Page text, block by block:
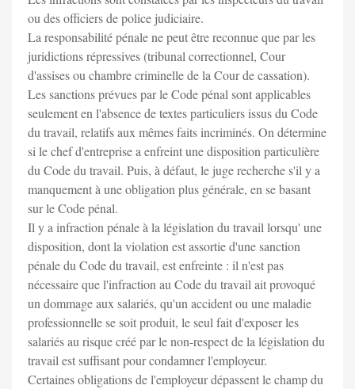
ou des officiers de police judiciaire.
La responsabilité pénale ne peut être reconnue que par les
juridictions répressives (tribunal correctionnel, Cour
d'assises ou chambre criminelle de la Cour de cassation).
Les sanctions prévues par le Code pénal sont applicables
seulement en l'absence de textes particuliers issus du Code
du travail, relatifs aux mêmes faits incriminés. On détermine
si le chef d'entreprise a enfreint une disposition particulière
du Code du travail. Puis, à défaut, le juge recherche s'il y a
manquement à une obligation plus générale, en se basant
sur le Code pénal.
Il y a infraction pénale à la législation du travail lorsqu' une
disposition, dont la violation est assortie d'une sanction
pénale du Code du travail, est enfreinte : il n'est pas
nécessaire que l'infraction au Code du travail ait provoqué
un dommage aux salariés, qu'un accident ou une maladie
professionnelle se soit produit, le seul fait d'exposer les
salariés au risque créé par le non-respect de la législation du
travail est suffisant pour condamner l'employeur.
Certaines obligations de l'employeur dépassent le champ du